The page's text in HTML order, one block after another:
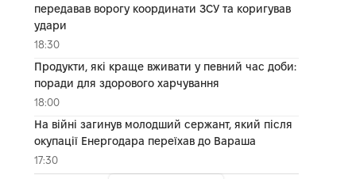
передавав ворогу координати ЗСУ та коригував
удари
18:30
Продукти, які краще вживати у певний час доби:
поради для здорового харчування
18:00
На війні загинув молодший сержант, який після
окупації Енергодара переїхав до Вараша
17:30